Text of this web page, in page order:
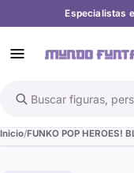
Especialistas
Buscar en el
Inicio FUNKO POP HEROES!